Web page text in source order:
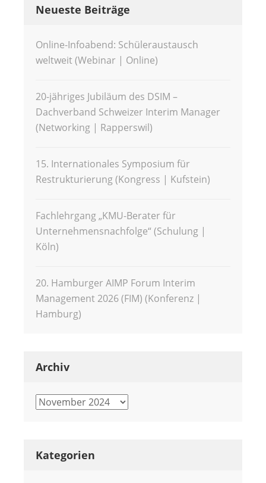
Neueste Beiträge
Online-Infoabend: Schüleraustausch
weltweit (Webinar | Online)
20-jähriges Jubiläum des DSIM –
Dachverband Schweizer Interim Manager
(Networking | Rapperswil)
15. Internationales Symposium für
Restrukturierung (Kongress | Kufstein)
Fachlehrgang „KMU-Berater für
Unternehmensnachfolge“ (Schulung |
Köln)
20. Hamburger AIMP Forum Interim
Management 2026 (FIM) (Konferenz |
Hamburg)
Archiv
Archiv
Kategorien